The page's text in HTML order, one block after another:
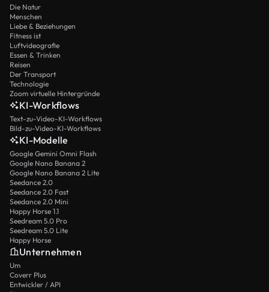
Die Natur
Menschen
Liebe & Beziehungen
Fitness ist
Luftvideografie
Essen & Trinken
Reisen
Der Transport
Technologie
Zoom virtuelle Hintergründe
KI-Workflows
Text-zu-Video-KI-Workflows
Bild-zu-Video-KI-Workflows
KI-Modelle
Google Gemini Omni Flash
Google Nano Banana 2
Google Nano Banana 2 Lite
Seedance 2.0
Seedance 2.0 Fast
Seedance 2.0 Mini
Happy Horse 1.1
Seedream 5.0 Pro
Seedream 5.0 Lite
Happy Horse
Unternehmen
Um
Coverr Plus
Entwickler / API